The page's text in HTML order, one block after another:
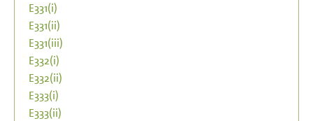
E331(i)
E331(ii)
E331(iii)
E332(i)
E332(ii)
E333(i)
E333(ii)